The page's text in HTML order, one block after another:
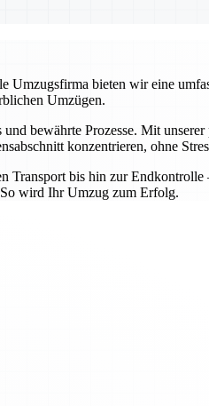
Umzugsfirma bieten wir eine
Umzügen.
bewährte Prozesse. Mit unserer
konzentrieren, ohne
Transport bis hin zur
wird Ihr Umzug zum Erfolg.